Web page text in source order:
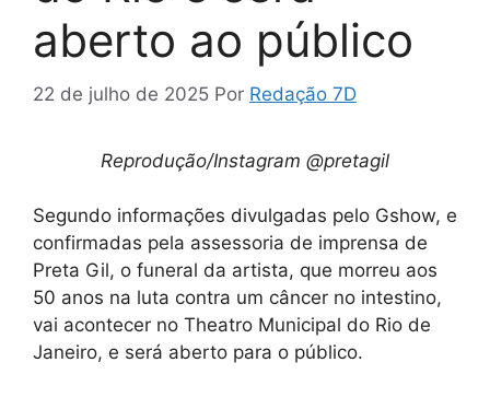
aberto ao público
22 de julho de 2025 Por Redação 7D
Reprodução/Instagram @pretagil
Segundo informações divulgadas pelo Gshow, e
confirmadas pela assessoria de imprensa de
Preta Gil, o funeral da artista, que morreu aos
50 anos na luta contra um câncer no intestino,
vai acontecer no Theatro Municipal do Rio de
Janeiro, e será aberto para o público.